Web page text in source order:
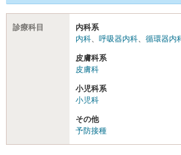
診療科目
内科系
内科、 呼吸器内科、 循環器内
皮膚科系
皮膚科
小児科系
小児科
その他
予防接種